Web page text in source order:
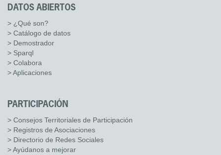
DATOS ABIERTOS
> ¿Qué son?
> Catálogo de datos
> Demostrador
> Sparql
> Colabora
> Aplicaciones
PARTICIPACIÓN
> Consejos Territoriales de Participación
> Registros de Asociaciones
> Directorio de Redes Sociales
> Ayúdanos a mejorar